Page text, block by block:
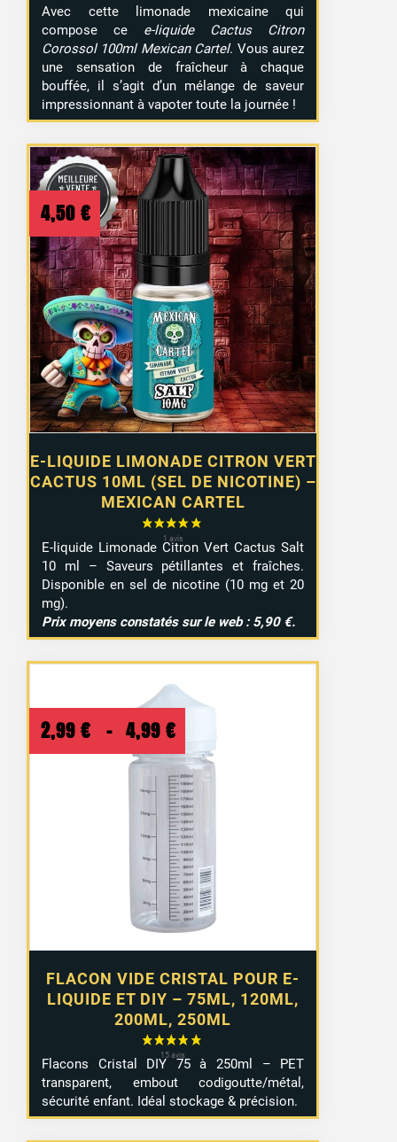
Avec cette limonade mexicaine qui
compose ce e-liquide Cactus Citron
Corossol 100ml Mexican Cartel. Vous aurez
une sensation de fraîcheur à chaque
bouffée, il s’agit d’un mélange de saveur
impressionnant à vapoter toute la journée !
E-LIQUIDE LIMONADE CITRON VERT
CACTUS 10ML (SEL DE NICOTINE) –
MEXICAN CARTEL
4,50 €
E-liquide Limonade Citron Vert Cactus Salt
10 ml – Saveurs pétillantes et fraîches.
Disponible en sel de nicotine (10 mg et 20
mg).
Prix moyens constatés sur le web : 5,90 €.
FLACON VIDE CRISTAL POUR E-
LIQUIDE ET DIY – 75ML, 120ML,
200ML, 250ML
2,99 € – 4,99 €
de
prix :
2,99 €
à
4,99 €
Flacons Cristal DIY 75 à 250ml – PET
transparent, embout codigoutte/métal,
sécurité enfant. Idéal stockage & précision.